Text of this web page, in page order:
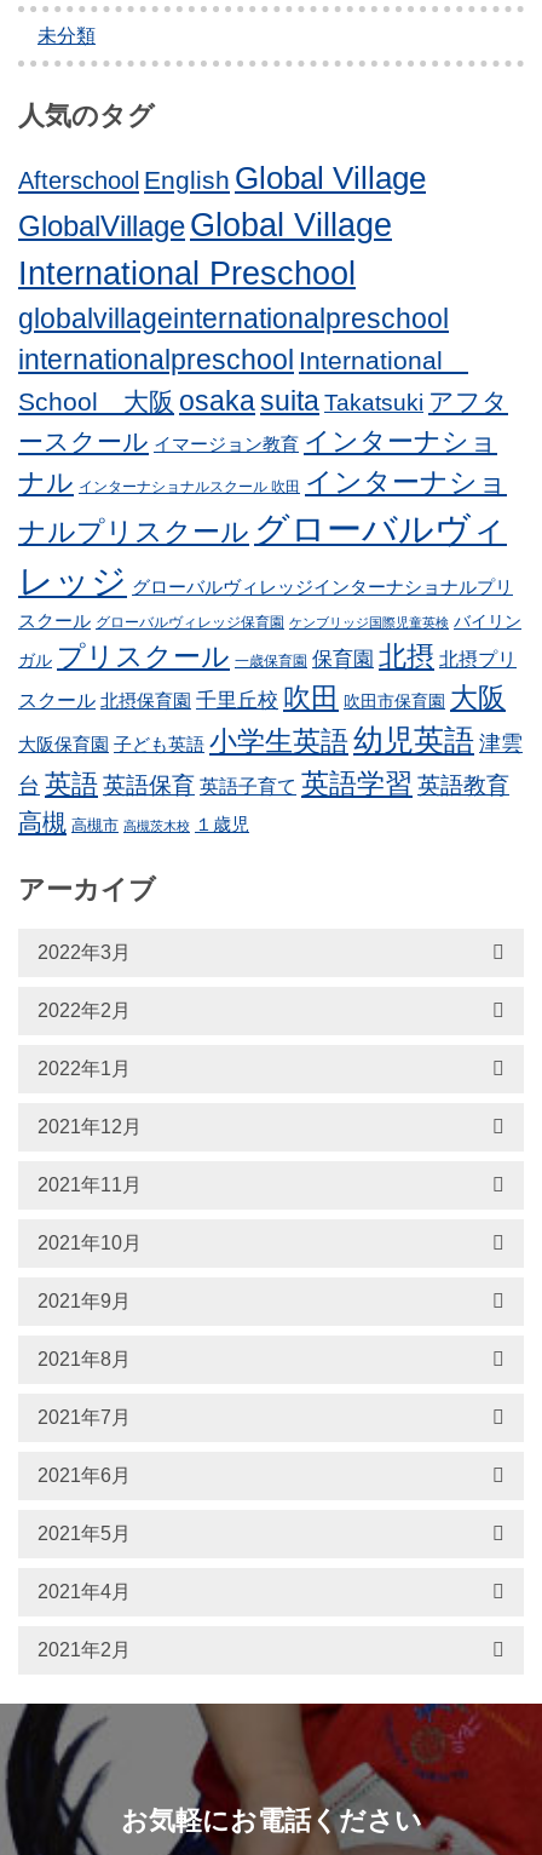
未分類
人気のタグ
Afterschool English Global Village
GlobalVillageGlobal Village
International Preschool
globalvillageinternationalpreschool
internationalpreschool International
School 大阪 osakasuitaTakatsuki アフタ
ースクール イマージョン教育 インターナショ
ナル インターナショナルスクール 吹田
インターナショ
ナルプリスクール グローバルヴィ
レッジ グローバルヴィレッジインターナショナルプリ
スクール グローバルヴィレッジ保育園 ケンブリッジ国際児童英検 バイリン
ガル プリスクール 一歳保育園 保育園 北摂 北摂プリ
スクール 北摂保育園 千里丘校 吹田 吹田市保育園 大阪
大阪保育園 子ども英語 小学生英語幼児英語 津雲
台 英語英語保育 英語子育て 英語学習 英語教育
高槻 高槻市 高槻茨木校 １歳児
アーカイブ
2022年3月
2022年2月
2022年1月
2021年12月
2021年11月
2021年10月
2021年9月
2021年8月
2021年7月
2021年6月
2021年5月
2021年4月
2021年2月
お気軽にお電話ください